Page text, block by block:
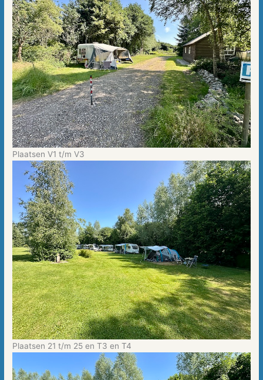
Plaatsen V1 t/m V3
Plaatsen 21 t/m 25 en T3 en T4